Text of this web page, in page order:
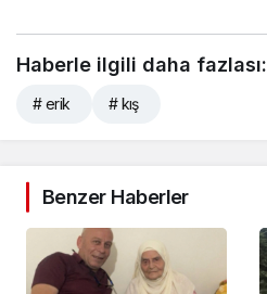
Haberle ilgili daha fazlası:
# erik # kış
Benzer Haberler